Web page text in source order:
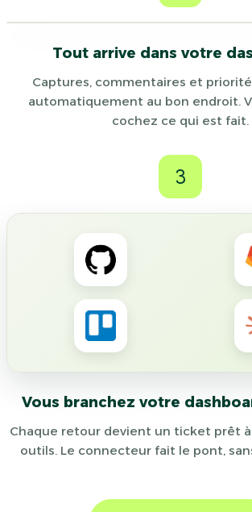
Tout arrive dans votre
Captures, commentaires et
automatiquement au bon endroit.
cochez ce qui est fait.
3
Vous branchez votre
Chaque retour devient un ticket prêt
outils. Le connecteur fait le pont,